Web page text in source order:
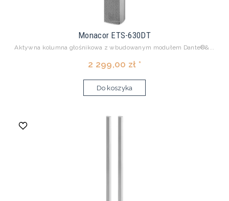
Monacor ETS-630DT
Aktywna kolumna głośnikowa z wbudowanym modułem Dante®&...
2 299,00 zł *
Do koszyka